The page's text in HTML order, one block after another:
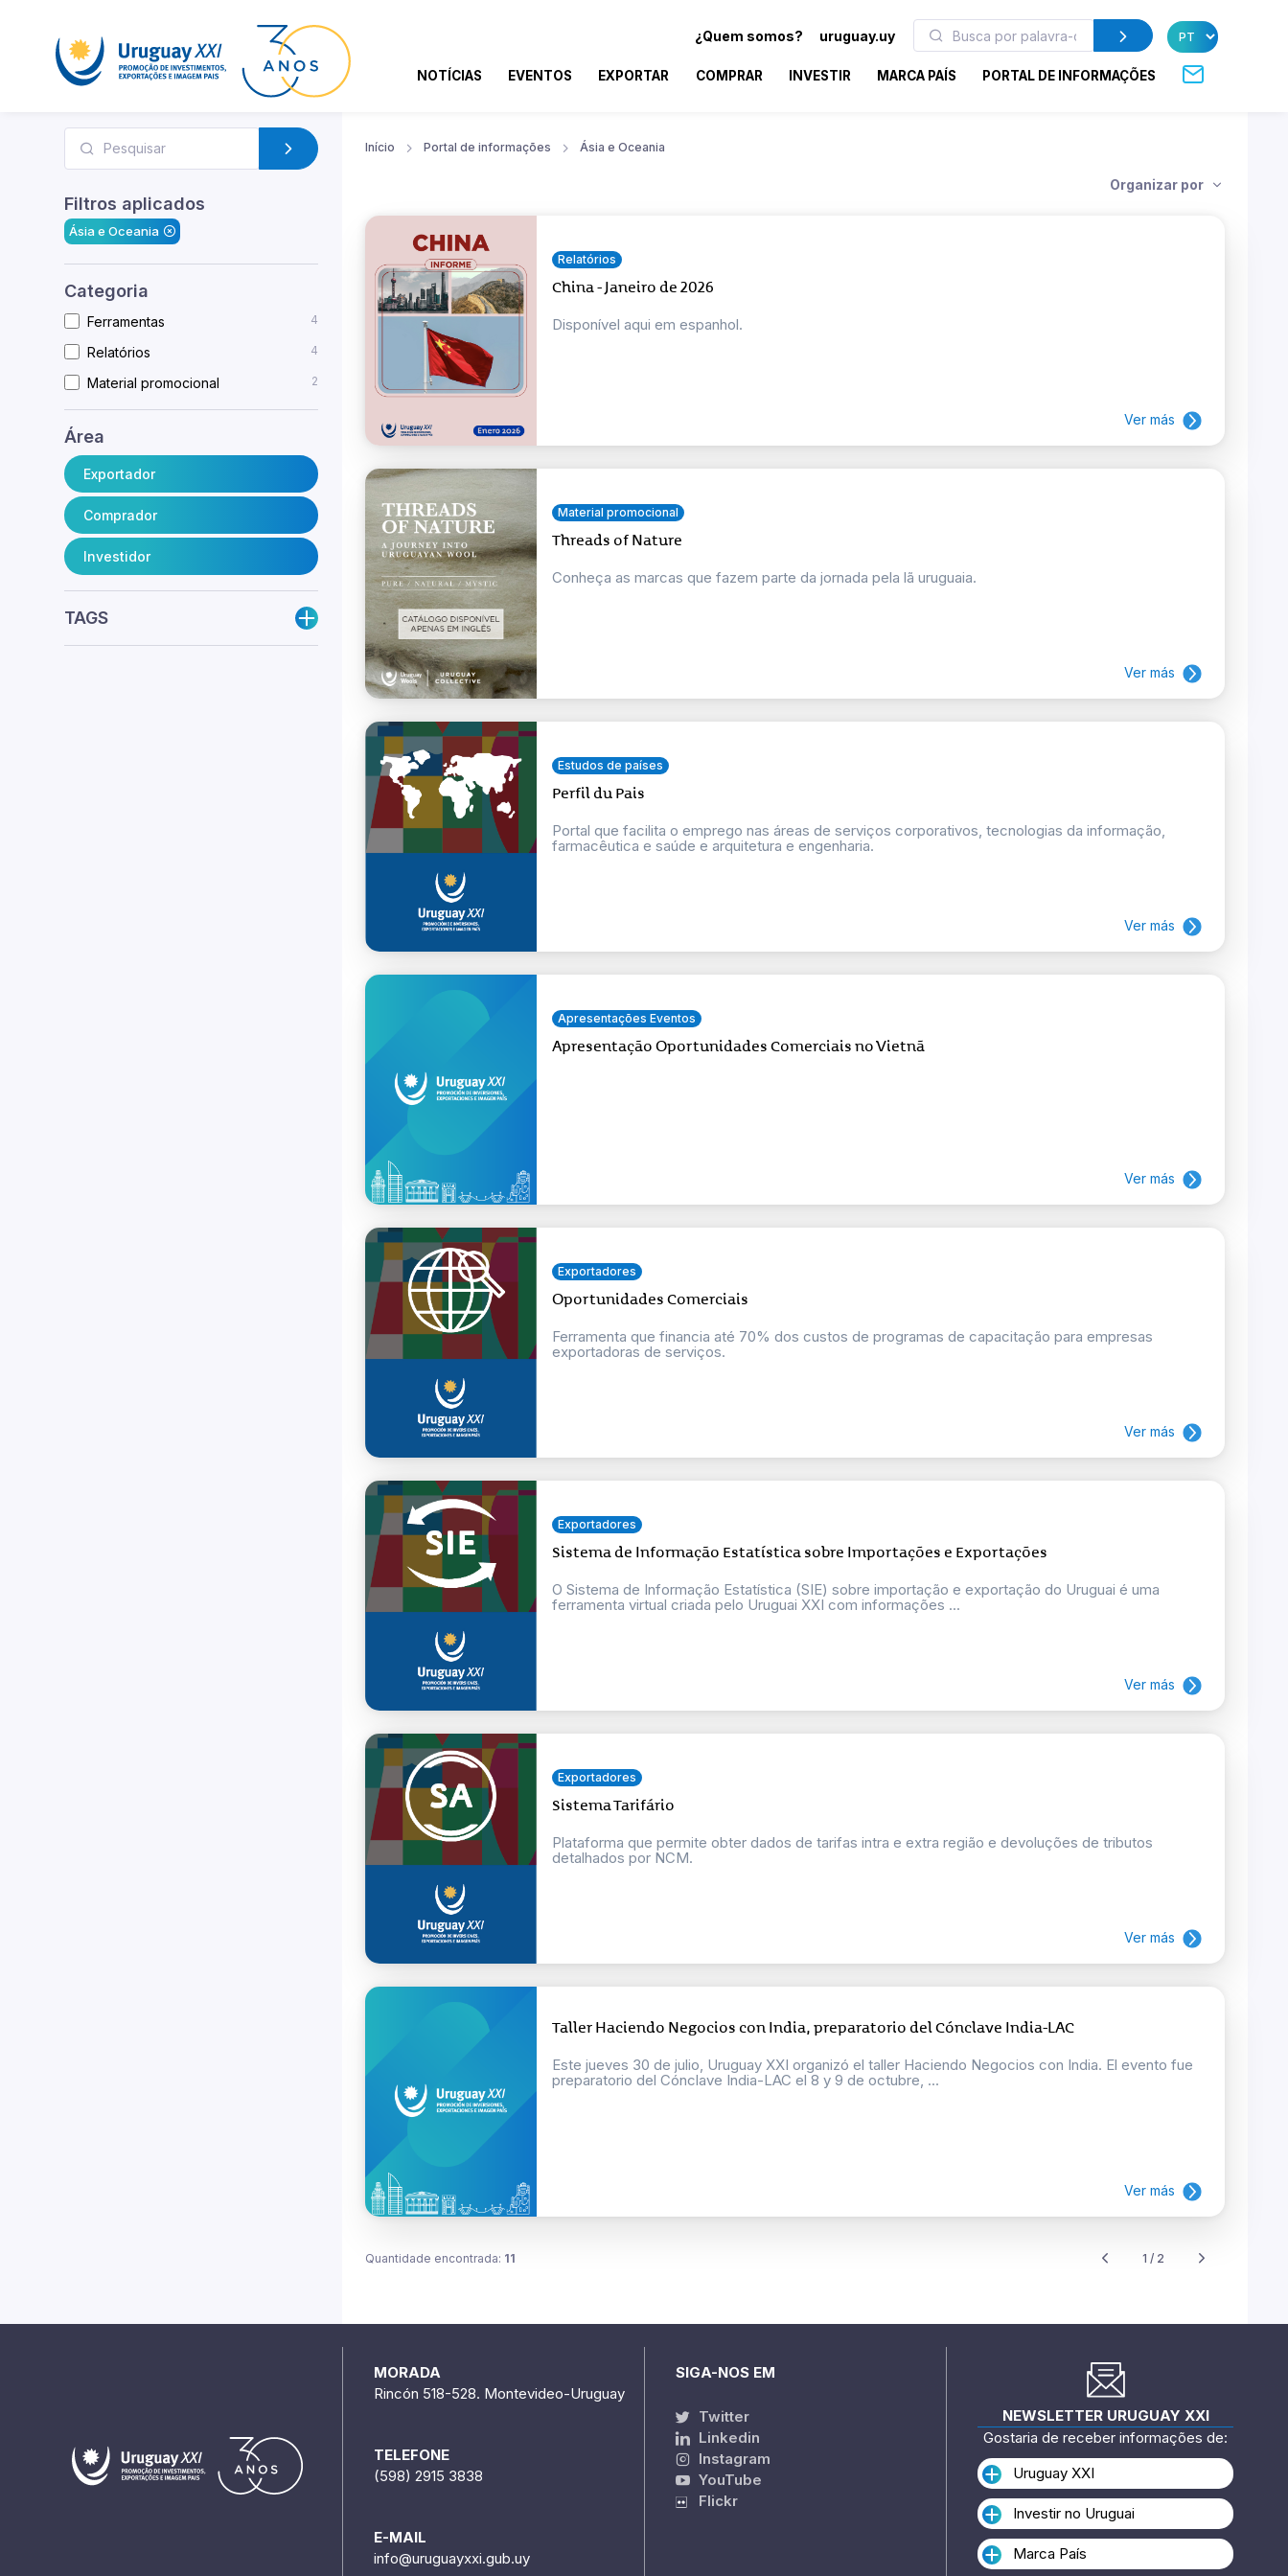
¿Quem somos? uruguay.uy
NOTÍCIAS EVENTOS EXPORTAR COMPRAR INVESTIR MARCA PAÍS PORTAL DE INFORMAÇÕES
Filtros aplicados
Ásia e Oceania
Categoria
Ferramentas 4
Relatórios 4
Material promocional 2
Área
Exportador
Comprador
Investidor
TAGS
Início Portal de informações Ásia e Oceania
Organizar por
Relatórios
China - Janeiro de 2026
Disponível aqui em espanhol.
Ver más
Material promocional
Threads of Nature
Conheça as marcas que fazem parte da jornada pela lã uruguaia.
Ver más
Estudos de países
Perfil du Pais
Portal que facilita o emprego nas áreas de serviços corporativos, tecnologias da informação,
farmacêutica e saúde e arquitetura e engenharia.
Ver más
Apresentações Eventos
Apresentação Oportunidades Comerciais no Vietnã
Ver más
Exportadores
Oportunidades Comerciais
Ferramenta que financia até 70% dos custos de programas de capacitação para empresas
exportadoras de serviços.
Ver más
Exportadores
Sistema de Informação Estatística sobre Importações e Exportações
O Sistema de Informação Estatística (SIE) sobre importação e exportação do Uruguai é uma
ferramenta virtual criada pelo Uruguai XXI com informações ...
Ver más
Exportadores
Sistema Tarifário
Plataforma que permite obter dados de tarifas intra e extra região e devoluções de tributos
detalhados por NCM.
Ver más
Taller Haciendo Negocios con India, preparatorio del Cónclave India-LAC
Este jueves 30 de julio, Uruguay XXI organizó el taller Haciendo Negocios con India. El evento fue
preparatorio del Cónclave India-LAC el 8 y 9 de octubre, ...
Ver más
Quantidade encontrada: 11 1 / 2
MORADA
Rincón 518-528. Montevideo-Uruguay
TELEFONE
(598) 2915 3838
E-MAIL
info@uruguayxxi.gub.uy
SIGA-NOS EM
Twitter
Linkedin
Instagram
YouTube
Flickr
NEWSLETTER URUGUAY XXI
Gostaria de receber informações de:
Uruguay XXI
Investir no Uruguai
Marca País